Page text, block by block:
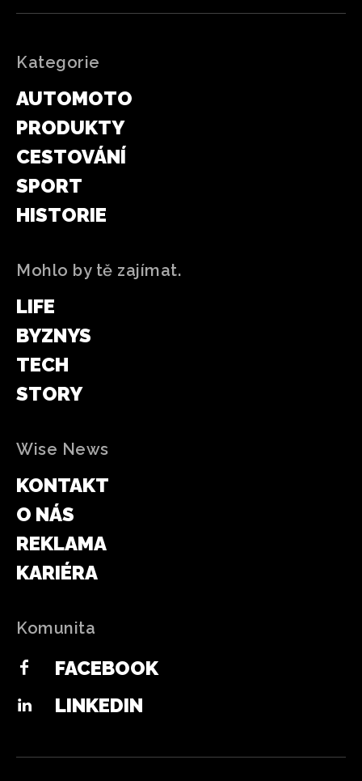
Kategorie
AUTOMOTO
PRODUKTY
CESTOVÁNÍ
SPORT
HISTORIE
Mohlo by tě zajímat.
LIFE
BYZNYS
TECH
STORY
Wise News
KONTAKT
O NÁS
REKLAMA
KARIÉRA
Komunita
FACEBOOK
LINKEDIN